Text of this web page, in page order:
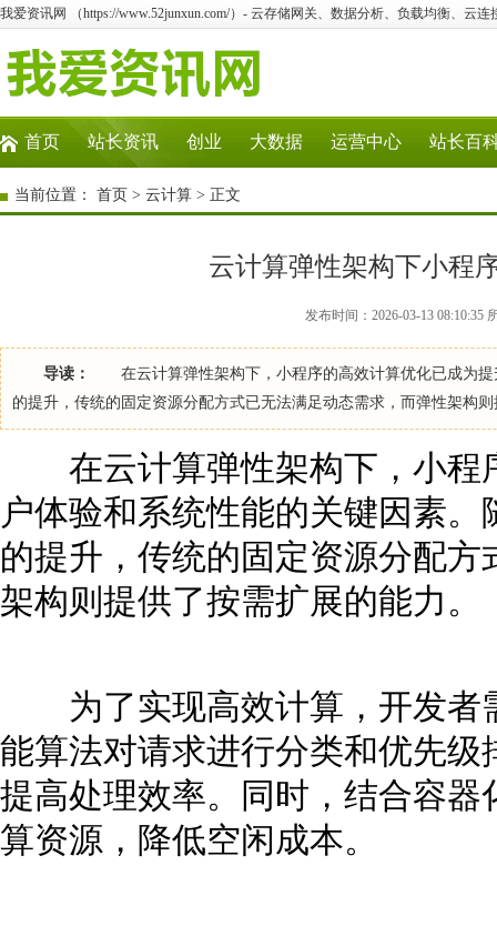
我爱资讯网 （https://www.52junxun.com/）- 云存储网关、数据分析、负载均衡、云连
首页 站长资讯 创业 大数据 运营中心 站长百
当前位置： 首页 > 云计算 > 正文
云计算弹性架构下小程
发布时间：2026-03-13 08:10:35
导读：
在云计算弹性架构下，小程序的高效计算优化已成为提
的提升，传统的固定资源分配方式已无法满足动态需求，而弹性架
在云计算弹性架构下，小程
户体验和系统性能的关键因素
的提升，传统的固定资源分配
架构则提供了按需扩展的能力。
为了实现高效计算，开发者
能算法对请求进行分类和优先
提高处理效率。同时，结合容
算资源，降低空闲成本。